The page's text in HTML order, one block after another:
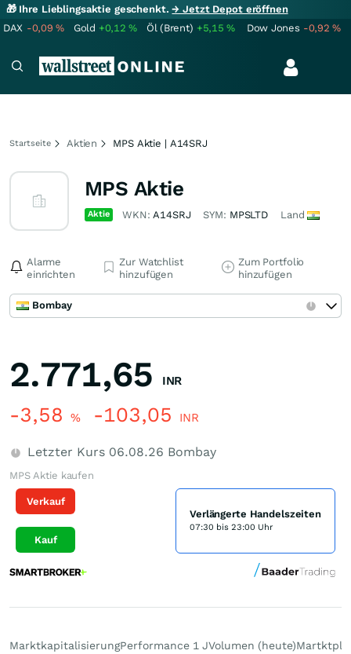
🎁 Ihre Lieblingsaktie geschenkt.→ Jetzt Depot eröffnen
DAX -0,09% Gold +0,12% Öl (Brent) +5,15% Dow Jones -0,92%
Startseite Aktien MPS Aktie | A14SRJ
MPS Aktie
Aktie WKN:A14SRJ SYM: MPSLTD Land
Alarme
einrichten
Zur Watchlist
hinzufügen
Zum Portfolio
hinzufügen
Bombay
2.771,65 INR
-3,58 % -103,05 INR
Letzter Kurs 06.08.26 Bombay
MPS Aktie kaufen
Verkauf
Kauf
Verlängerte Handelszeiten
07:30 bis 23:00 Uhr
MarktkapitalisierungPerformance 1 JVolumen (heute)